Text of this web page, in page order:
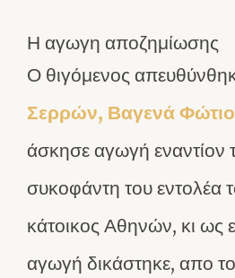
Η αγωγη αποζημίωσης
Ο θιγόμενος
Σερρών, Βαγενά Φώτιο
άσκησε αγωγή εναντίον
συκοφάντη του εντολέα
κάτοικος Αθηνών, κι ως
αγωγή δικάστηκε, απο